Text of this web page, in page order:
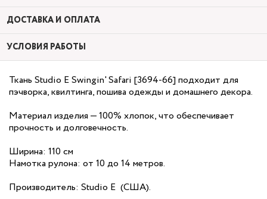
ДОСТАВКА И ОПЛАТА
УСЛОВИЯ РАБОТЫ
Ткань Studio E Swingin' Safari [3694-66] подходит для
пэчворка, квилтинга, пошива одежды и домашнего декора.
Материал изделия — 100% хлопок, что обеспечивает
прочность и долговечность.
Ширина: 110 см
Намотка рулона: от 10 до 14 метров.
Производитель: Studio E (США).